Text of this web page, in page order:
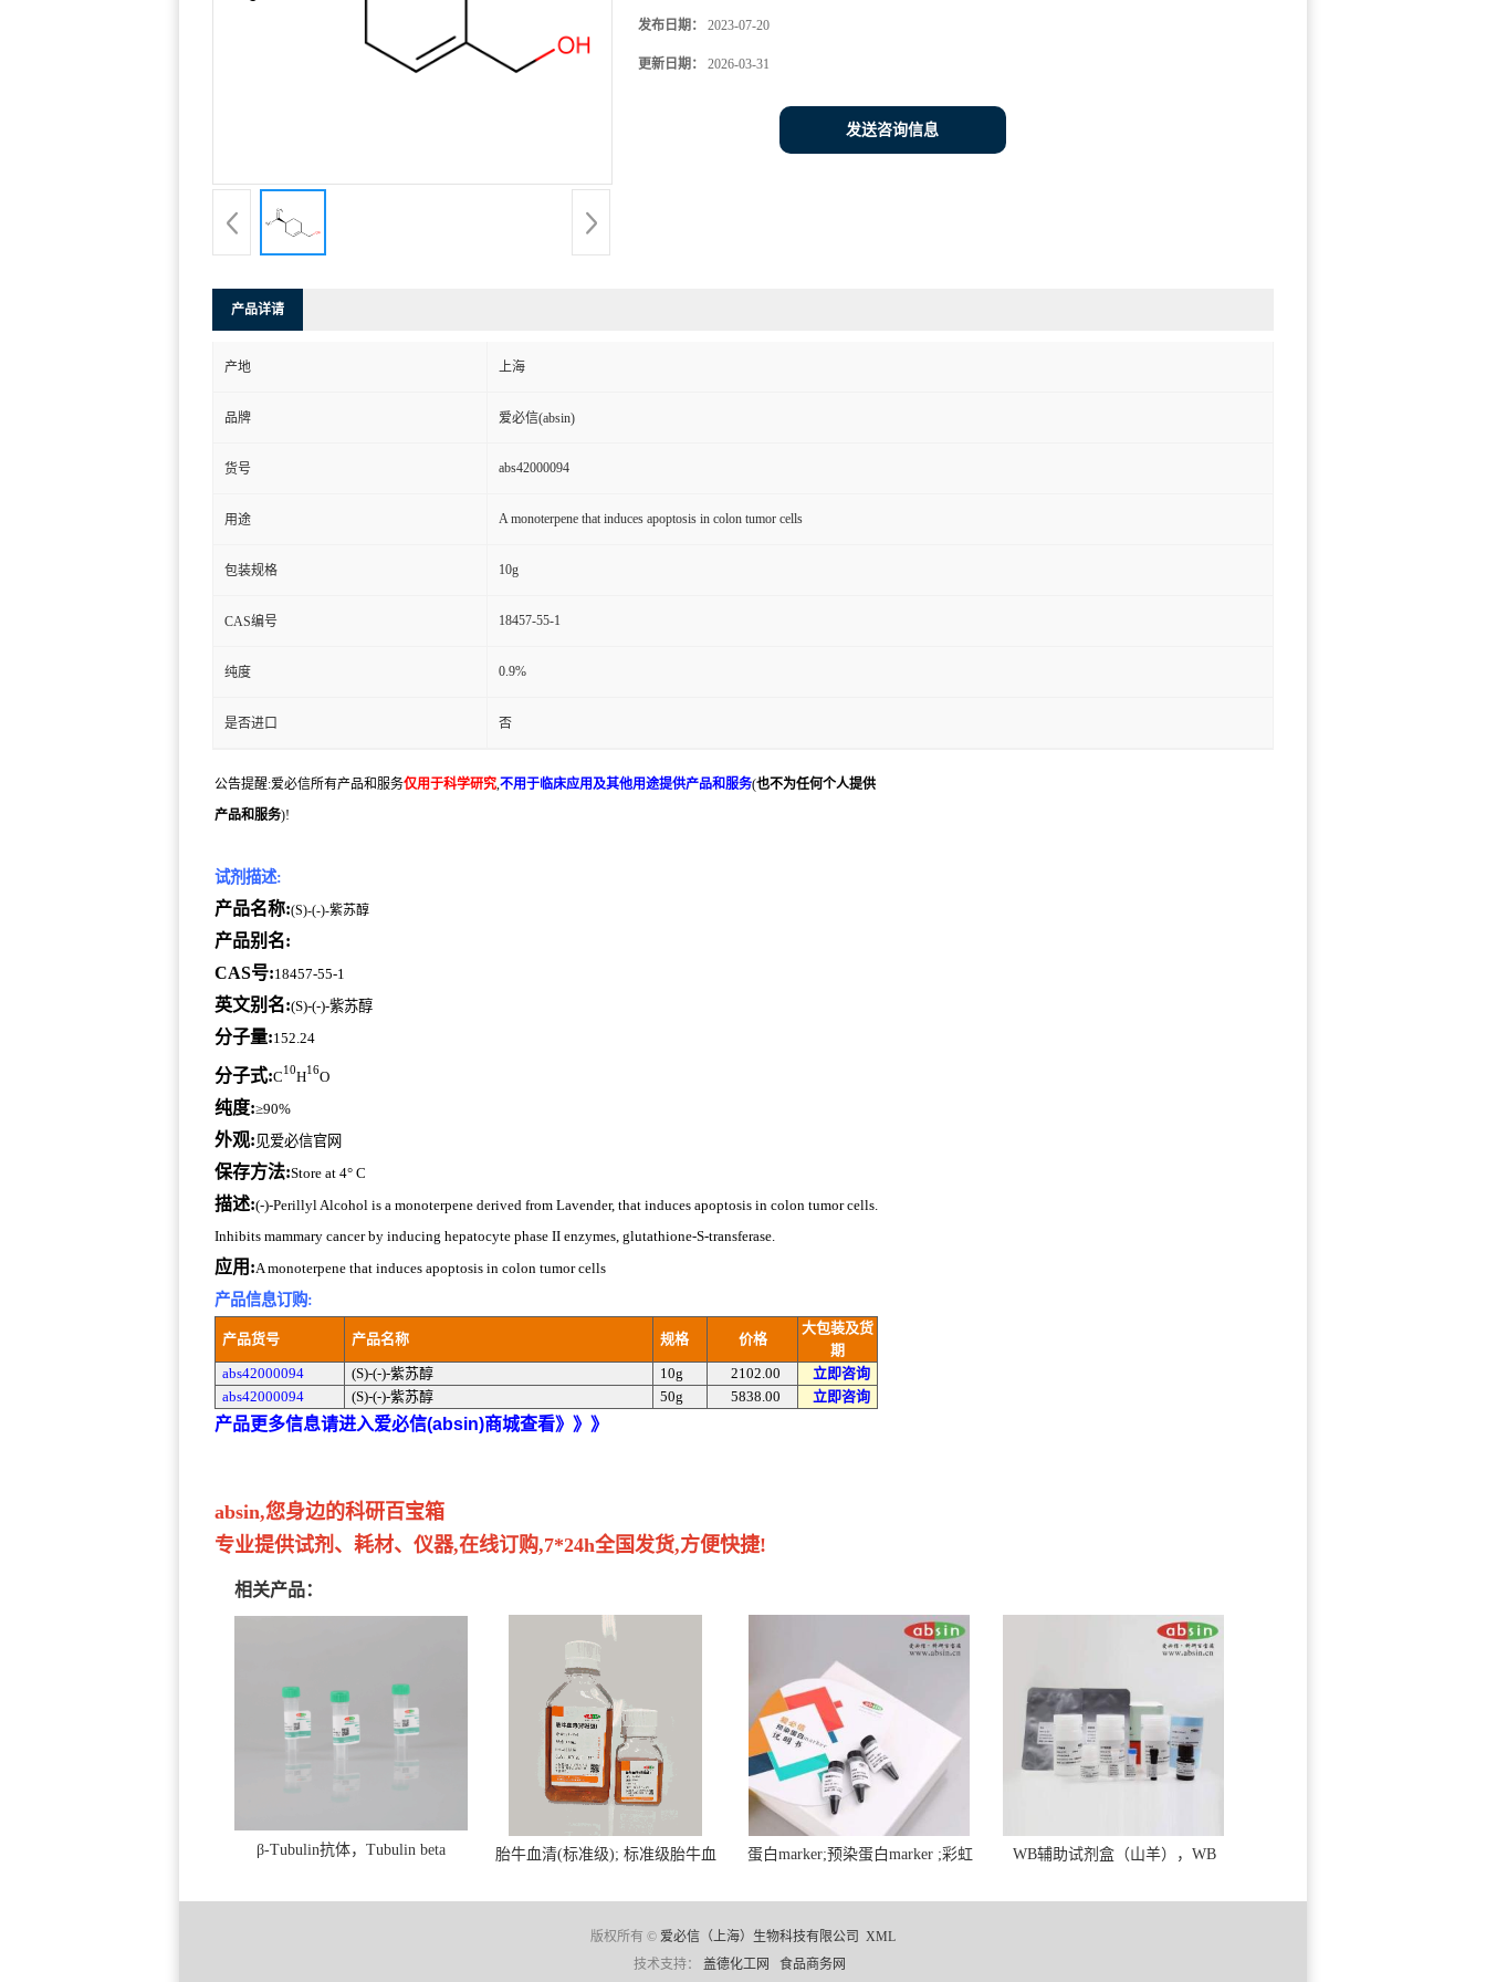
发布日期： 2023-07-20
更新日期： 2026-03-31
发送咨询信息
产品详请
产地 上海
品牌 爱必信(absin)
货号 abs42000094
用途 A monoterpene that induces apoptosis in colon tumor cells
包装规格 10g
CAS编号 18457-55-1
纯度 0.9%
是否进口 否
公告提醒:爱必信所有产品和服务仅用于科学研究,不用于临床应用及其他用途提供产品和服务(也不为任何个人提供
产品和服务)!
试剂描述:
产品名称:(S)-(-)-紫苏醇
产品别名:
CAS号:18457-55-1
英文别名:(S)-(-)-紫苏醇
分子量:152.24
分子式:C10H16O
纯度:≥90%
外观: 见爱必信官网
保存方法:Store at 4° C
描述:(-)-Perillyl Alcohol is a monoterpene derived from Lavender, that induces apoptosis in colon tumor cells.
Inhibits mammary cancer by inducing hepatocyte phase II enzymes, glutathione-S-transferase.
应用:A monoterpene that induces apoptosis in colon tumor cells
产品信息订购:
产品货号 产品名称 规格 价格
大包装及货
期
abs42000094
(S)-(-)-紫苏醇 10g 2102.00
立即咨询
abs42000094
(S)-(-)-紫苏醇 50g 5838.00 立即咨询
产品更多信息请进入爱必信(absin)商城查看》》》
absin,您身边的科研百宝箱
专业提供试剂、耗材、仪器,在线订购,7*24h全国发货,方便快捷!
相关产品：
β-Tubulin抗体，Tubulin beta
胎牛血清(标准级); 标准级胎牛血
蛋白marker;预染蛋白marker ;彩虹
WB辅助试剂盒（山羊），WB
版权所有 © 爱必信（上海）生物科技有限公司
XML
技术支持： 盖德化工网 食品商务网